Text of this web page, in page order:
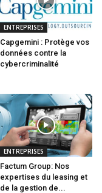
ENTREPRISES
Capgemini : Protège vos
données contre la
cybercriminalité
ENTREPRISES
Factum Group: Nos
expertises du leasing et
de la gestion de...